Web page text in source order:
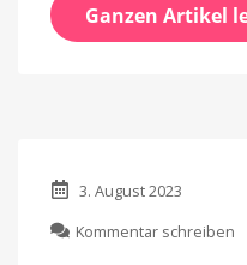
Ganzen Artikel
3. August 2023
Kommentar schreiben